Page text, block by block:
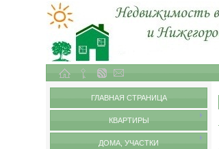
ГЛАВНАЯ СТРАНИЦА
КВАРТИРЫ
ДОМА, УЧАСТКИ